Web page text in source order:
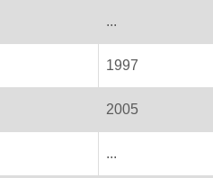
...
1997
2005
...